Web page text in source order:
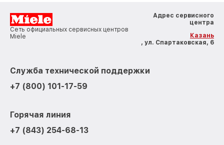
Сеть официальных сервисных центров
Miele
Адрес сервисного
центра
Казань
, ул. Спартаковская, 6
Служба технической поддержки
+7 (800) 101-17-59
Горячая линия
+7 (843) 254-68-13